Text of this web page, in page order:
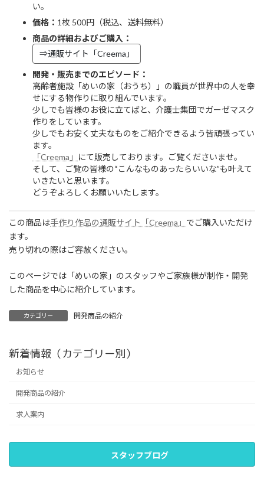
い。
価格： 1枚 500円（税込、送料無料）
商品の詳細およびご購入：
⇒通販サイト「Creema」
開発・販売までのエピソード：
高齢者施設「めいの家（おうち）」の職員が世界中の人を幸
せにする物作りに取り組んでいます。
少しでも皆様のお役に立てばと、介護士集団でガーゼマスク
作りをしています。
少しでもお安く丈夫なものをご紹介できるよう皆頑張ってい
ます。
「Creema」
にて販売しております。ご覧くださいませ。
そして、ご覧の皆様の“こんなものあったらいいな”も叶えて
いきたいと思います。
どうぞよろしくお願いいたします。
この商品は手作り作品の通販サイト「Creema 」 でご購入いただけ
ます。
売り切れの際はご容赦ください。
このページでは「めいの家」のスタッフやご家族様が制作・開発
した商品を中心に紹介しています。
カテゴリー 開発商品の紹介
新着情報（カテゴリー別）
お知らせ
開発商品の紹介
求人案内
スタッフブログ